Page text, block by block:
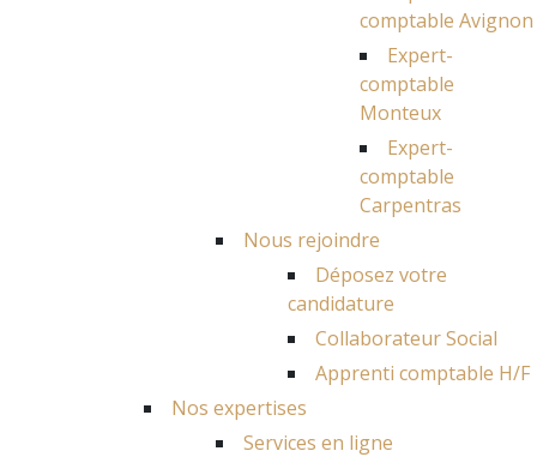
comptable Avignon
Expert-
comptable
Monteux
Expert-
comptable
Carpentras
Nous rejoindre
Déposez votre
candidature
Collaborateur Social
Apprenti comptable H/F
Nos expertises
Services en ligne